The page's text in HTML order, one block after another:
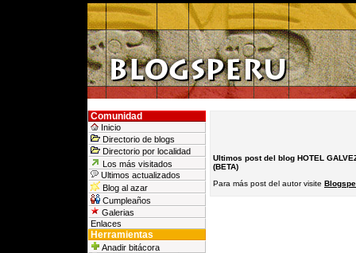
Comunidad
Inicio
Directorio de blogs
Directorio por localidad
Los más visitados
Ultimos actualizados
Blog al azar
Cumpleaños
Galerias
Enlaces
Herramientas
Anadir bitácora
Ultimos post del blog HOTEL
(BETA)
Para más post del autor visite